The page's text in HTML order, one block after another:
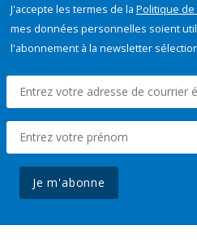
J'accepte les termes de la Politique
mes données personnelles soient
l'abonnement à la newsletter
Je m'abonne